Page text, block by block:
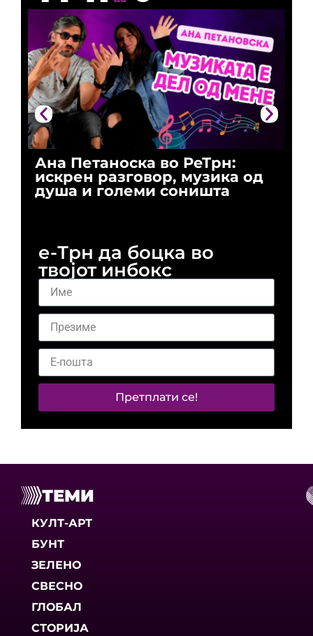
Ана Петаноска во РеТрн:
искрен разговор, музика од
душа и големи соништа
е-Трн да боцка во
твојот инбокс
Претплати се!
ТЕМИ
КУЛТ-АРТ
БУНТ
ЗЕЛЕНО
СВЕСНО
ГЛОБАЛ
СТОРИЈА